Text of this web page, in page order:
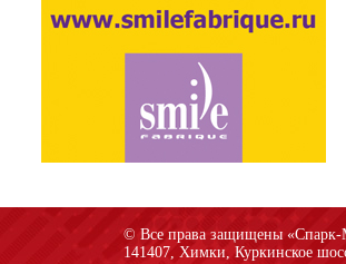
© Все права защищены «Спарк-
141407, Химки, Куркинское